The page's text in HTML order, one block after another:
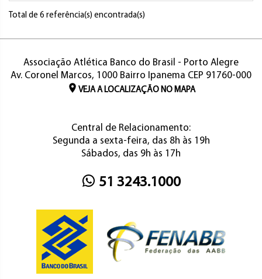
Total de 6 referência(s) encontrada(s)
Associação Atlética Banco do Brasil - Porto Alegre
Av. Coronel Marcos, 1000 Bairro Ipanema CEP 91760-000
VEJA A LOCALIZAÇÃO NO MAPA
Central de Relacionamento:
Segunda a sexta-feira, das 8h às 19h
Sábados, das 9h às 17h
51 3243.1000